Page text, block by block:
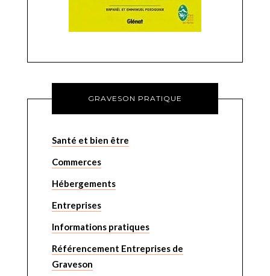
GRAVESON PRATIQUE
Santé et bien être
Commerces
Hébergements
Entreprises
Informations pratiques
Référencement Entreprises de
Graveson